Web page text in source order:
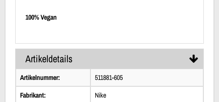
100% Vegan
Artikeldetails
Artikelnummer:
511881-605
Fabrikant:
Nike